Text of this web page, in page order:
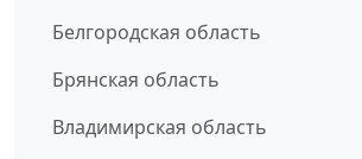
Белгородская область
Брянская область
Владимирская область